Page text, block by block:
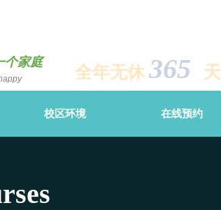
个家庭
全年无休365 天
校区环境 在线预约